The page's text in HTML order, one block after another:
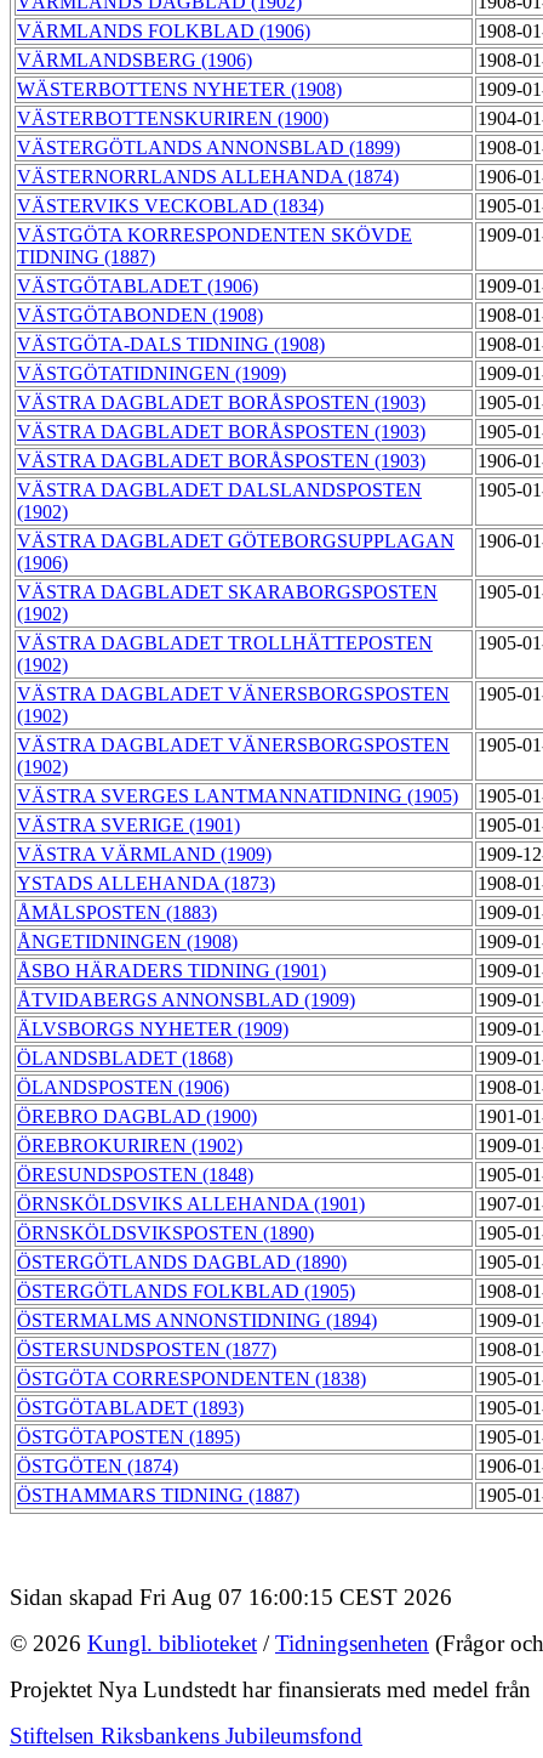
VÄRMLANDS FOLKBLAD (1906)
1908-
VÄRMLANDSBERG (1906)
1908-
WÄSTERBOTTENS NYHETER (1908)
1909-
VÄSTERBOTTENSKURIREN (1900)
1904-
VÄSTERGÖTLANDS ANNONSBLAD (1899)
1908-
VÄSTERNORRLANDS ALLEHANDA (1874)
1906-
VÄSTERVIKS VECKOBLAD (1834)
1905-
VÄSTGÖTA KORRESPONDENTEN SKÖVDE
TIDNING (1887)
1909-
VÄSTGÖTABLADET (1906)
1909-
VÄSTGÖTABONDEN (1908)
1908-
VÄSTGÖTA-DALS TIDNING (1908)
1908-
VÄSTGÖTATIDNINGEN (1909)
1909-
VÄSTRA DAGBLADET BORÅSPOSTEN (1903)
1905-
VÄSTRA DAGBLADET BORÅSPOSTEN (1903)
1905-
VÄSTRA DAGBLADET BORÅSPOSTEN (1903)
1906-
VÄSTRA DAGBLADET DALSLANDSPOSTEN
(1902)
1905-
VÄSTRA DAGBLADET GÖTEBORGSUPPLAGAN
(1906)
1906-
VÄSTRA DAGBLADET SKARABORGSPOSTEN
(1902)
1905-
VÄSTRA DAGBLADET TROLLHÄTTEPOSTEN
(1902)
1905-
VÄSTRA DAGBLADET VÄNERSBORGSPOSTEN
(1902)
1905-
VÄSTRA DAGBLADET VÄNERSBORGSPOSTEN
(1902)
1905-
VÄSTRA SVERGES LANTMANNATIDNING (1905)
1905-
VÄSTRA SVERIGE (1901)
1905-
VÄSTRA VÄRMLAND (1909)
1909-
YSTADS ALLEHANDA (1873)
1908-
ÅMÅLSPOSTEN (1883)
1909-
ÅNGETIDNINGEN (1908)
1909-
ÅSBO HÄRADERS TIDNING (1901)
1909-
ÅTVIDABERGS ANNONSBLAD (1909)
1909-
ÄLVSBORGS NYHETER (1909)
1909-
ÖLANDSBLADET (1868)
1909-
ÖLANDSPOSTEN (1906)
1908-
ÖREBRO DAGBLAD (1900)
1901-
ÖREBROKURIREN (1902)
1909-
ÖRESUNDSPOSTEN (1848)
1905-
ÖRNSKÖLDSVIKS ALLEHANDA (1901)
1907-
ÖRNSKÖLDSVIKSPOSTEN (1890)
1905-
ÖSTERGÖTLANDS DAGBLAD (1890)
1905-
ÖSTERGÖTLANDS FOLKBLAD (1905)
1908-
ÖSTERMALMS ANNONSTIDNING (1894)
1909-
ÖSTERSUNDSPOSTEN (1877)
1908-
ÖSTGÖTA CORRESPONDENTEN (1838)
1905-
ÖSTGÖTABLADET (1893)
1905-
ÖSTGÖTAPOSTEN (1895)
1905-
ÖSTGÖTEN (1874)
1906-
ÖSTHAMMARS TIDNING (1887)
1905-
Sidan skapad Fri Aug 07 16:00:15 CEST 2026
© 2026 Kungl. biblioteket /Tidningsenheten (Frågor
Projektet Nya Lundstedt har finansierats med medel från
Stiftelsen Riksbankens Jubileumsfond